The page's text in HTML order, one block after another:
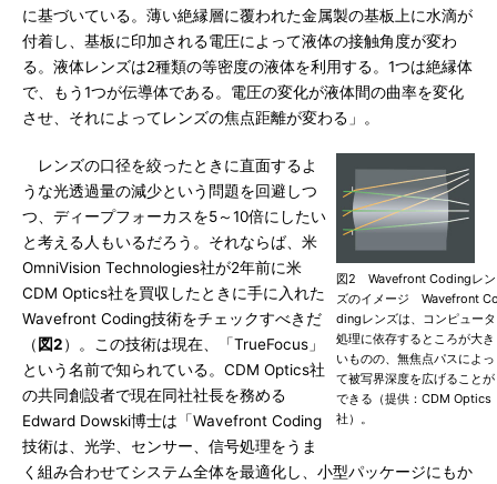
に基づいている。薄い絶縁層に覆われた金属製の基板上に水滴が
付着し、基板に印加される電圧によって液体の接触角度が変わ
る。液体レンズは2種類の等密度の液体を利用する。1つは絶縁体
で、もう1つが伝導体である。電圧の変化が液体間の曲率を変化
させ、それによってレンズの焦点距離が変わる」。
図2 Wavefront Codingレン
ズのイメージ Wavefront
dingレンズは、コンピュータ
処理に依存するところが大き
いものの、無焦点パスによっ
て被写界深度を広げることが
できる（提供：CDM Optics
社）。
レンズの口径を絞ったときに直面するよ
うな光透過量の減少という問題を回避しつ
つ、ディープフォーカスを5～10倍にしたい
と考える人もいるだろう。それならば、米
OmniVision Technologies社が2年前に米
CDM Optics社を買収したときに手に入れた
Wavefront Coding技術をチェックすべきだ
（図2）。この技術は現在、「TrueFocus」
という名前で知られている。CDM Optics社
の共同創設者で現在同社社長を務める
Edward Dowski博士は「Wavefront Coding
技術は、光学、センサー、信号処理をうま
く組み合わせてシステム全体を最適化し、小型パッケージにもか